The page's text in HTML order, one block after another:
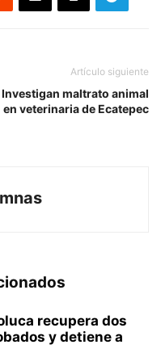
Artículo siguiente
Investigan maltrato animal
en veterinaria de Ecatepec
recupera dos
y detiene a